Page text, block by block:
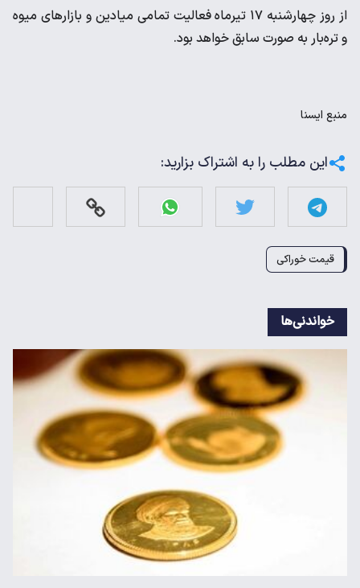
از روز چهارشنبه ۱۷ تیرماه فعالیت تمامی میادین و بازارهای میوه
و تره‌بار به صورت سابق خواهد بود.
منبع ايسنا
این مطلب را به اشتراک بزارید:
قیمت خوراکی
خواندنی‌ها